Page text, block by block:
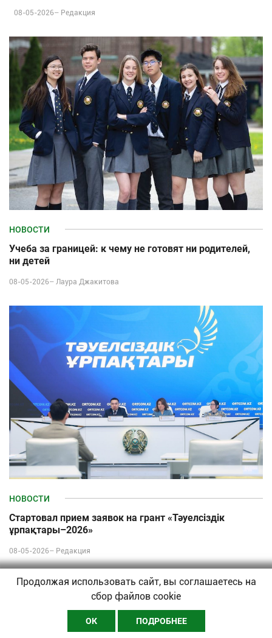
08-05-2026– Редакция
НОВОСТИ
Учеба за границей: к чему не готовят ни родителей,
ни детей
08-05-2026– Лаура Джакитова
НОВОСТИ
Стартовал прием заявок на грант «Тәуелсіздік
ұрпақтары–2026»
08-05-2026– Редакция
Продолжая использовать сайт, вы соглашаетесь на
сбор файлов cookie
ОК ПОДРОБНЕЕ